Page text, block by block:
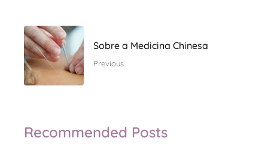
Sobre a Medicina Chinesa
Previous
Recommended Posts